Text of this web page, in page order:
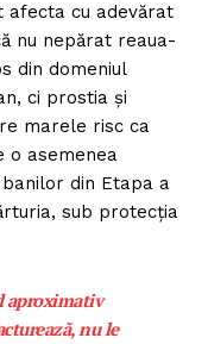
cu adevărat
nu nepărat reaua-
din domeniul
ci prostia și
marele risc ca
o asemenea
din Etapa a
sub protecția
aproximativ
nu le